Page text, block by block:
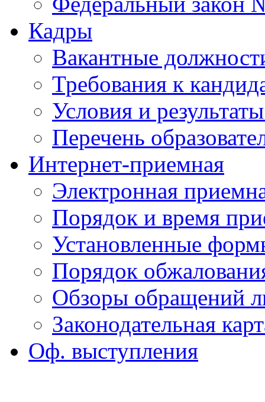
Кадры
Вакантные
Требования к
Условия и
Перечень
Интернет-приемная
Электронная
Порядок и время
Установленные
Порядок
Обзоры обращений
Законодательная
Оф. выступления